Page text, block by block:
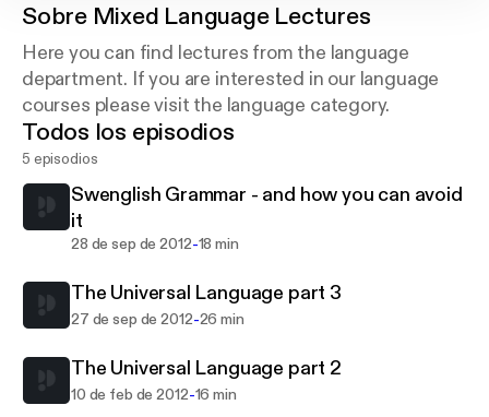
Sobre Mixed Language Lectures
Here you can find lectures from the language
department. If you are interested in our language
courses please visit the language category.
Todos los episodios
5 episodios
Swenglish Grammar - and how you can avoid
it
28 de sep de 2012-18 min
The Universal Language part 3
27 de sep de 2012-26 min
The Universal Language part 2
10 de feb de 2012-16 min